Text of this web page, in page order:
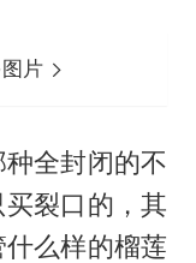
片
全封闭的不
裂口的，其
么样的榴莲